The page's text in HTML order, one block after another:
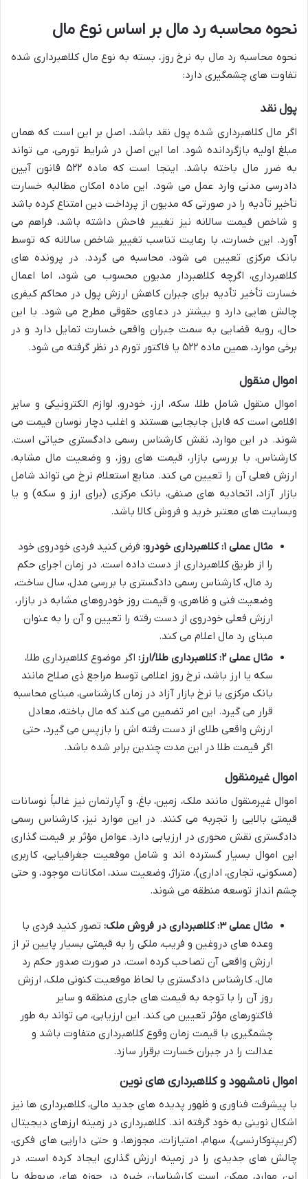
نحوه محاسبه رد مال بر اساس نوع مال
نحوه محاسبه رد مال به نرخ روز، بسته به نوع مال کلاهبرداری شده
تفاوت های چشمگیری دارد:
پول نقد
اگر مال کلاهبرداری شده پول نقد باشد، اصل بر این است که همان
مبلغ اولیه بازگردانده شود. اما این اصل در شرایط تورمی، می تواند
به ضرر مال باخته باشد. اینجا است که ماده ۵۲۲ قانون آیین
دادرسی مدنی وارد عمل می شود. این ماده امکان مطالبه خسارت
تأخیر تأدیه را در صورتی که مدیون از پرداخت دین امتناع کرده باشد
و شاخص قیمت سالانه نیز تغییر فاحش داشته باشد، فراهم می
آورد. این خسارت، با رعایت تناسب تغییر شاخص سالانه که توسط
بانک مرکزی تعیین می شود، محاسبه می گردد. در پرونده های
کلاهبرداری، اگرچه کلاهبردار مدیون محسوب می شود، اما اعمال
خسارت تأخیر تأدیه برای جبران کاهش ارزش پول در محاکم کیفری
چالش هایی دارد و بیشتر در دعاوی حقوقی مطرح می شود. با این
حال، رویه قضایی به سمت جبران واقعی خسارت تمایل دارد و در
برخی موارد، همین ماده ۵۲۲ یا فاکتور تورم در نظر گرفته می شود.
اموال منقول
اموال منقول شامل طلا، سکه، ارز، خودرو، لوازم الکترونیکی و سایر
اقلامی است که قابل جابجایی هستند و اغلب دچار نوسان قیمت می
شوند. در این موارد، نقش کارشناس رسمی دادگستری حیاتی است.
کارشناس، با بررسی بازار، قیمت های روز، و وضعیت مال مشابه،
ارزش فعلی آن را تعیین می کند. منابع استعلام نرخ می تواند شامل
بازار آزاد، اتحادیه های صنفی، بانک مرکزی (برای ارز و سکه) و یا
وبسایت های معتبر خرید و فروش کالا باشد.
مثال عملی ۱: کلاهبرداری خودرو:
فرض کنید فردی خودروی خود
را از طریق کلاهبرداری از دست داده است. در زمان اجرای حکم
رد مال، کارشناس رسمی دادگستری با بررسی مدل، سال ساخت،
وضعیت فنی و ظاهری، و قیمت روز خودروهای مشابه در بازار،
ارزش فعلی خودروی از دست رفته را تعیین و آن را به عنوان
مبنای رد مال اعلام می کند.
مثال عملی ۲: کلاهبرداری طلا/ارز:
اگر موضوع کلاهبرداری طلا،
سکه یا ارز باشد، نرخ روز اعلامی توسط مراجع ذی صلاح مانند
بانک مرکزی یا نرخ بازار آزاد در زمان کارشناسی، مبنای محاسبه
قرار می گیرد. این امر تضمین می کند که مال باخته، معادل
ارزش واقعی طلای از دست رفته اش را بازپس می گیرد، حتی
اگر قیمت طلا در این مدت چندین برابر شده باشد.
اموال غیرمنقول
اموال غیرمنقول مانند ملک، زمین، باغ، و آپارتمان نیز غالباً نوسانات
قیمتی بالایی را تجربه می کنند. در این موارد نیز، کارشناس رسمی
دادگستری نقش محوری در ارزیابی دارد. عوامل مؤثر بر قیمت گذاری
این اموال بسیار گسترده اند و شامل موقعیت جغرافیایی، کاربری
(مسکونی، تجاری، اداری)، متراژ، وضعیت سند، امکانات موجود، و حتی
چشم انداز توسعه منطقه می شوند.
مثال عملی ۳: کلاهبرداری در فروش ملک:
تصور کنید فردی با
وعده های دروغین و فریب، ملکی را به قیمتی بسیار پایین تر از
ارزش واقعی آن تصاحب کرده است. در صورت صدور حکم رد
مال، کارشناس دادگستری با لحاظ موقعیت کنونی ملک، ارزش
روز آن را با توجه به قیمت های جاری منطقه و سایر
فاکتورهای مؤثر تعیین می کند. این ارزیابی، می تواند به طور
چشمگیری با قیمت زمان وقوع کلاهبرداری متفاوت باشد و
عدالت را در جبران خسارت برقرار سازد.
اموال نامشهود و کلاهبرداری های نوین
با پیشرفت فناوری و ظهور پدیده های جدید مالی، کلاهبرداری ها نیز
اشکال نوینی به خود گرفته اند. کلاهبرداری در زمینه ارزهای دیجیتال
(کریپتوکارنسی)، سهام، امتیازات، مجوزها، و حتی دارایی های فکری،
چالش های جدیدی را در زمینه ارزش گذاری ایجاد کرده است. در